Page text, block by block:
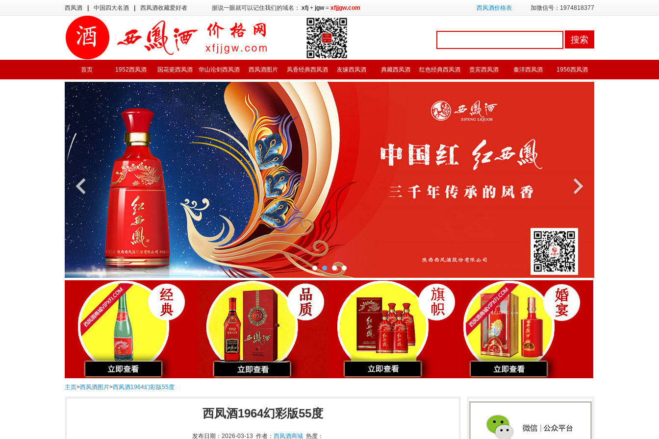
西凤酒 中国四大名酒 西凤酒收藏爱好者 据说一眼就可以记住我们的域名： xfj + jgw= xfjjgw.com 西凤酒价格表 加微信号：1974818377
首页 1952西凤酒 国花瓷西凤酒 华山论剑西凤酒 西凤酒图片 凤香经典西凤酒 友缘西凤酒 典藏西凤酒 红色经典西凤酒 贵宾西凤酒 秦沣西凤酒 1956西凤酒
主页>西凤酒图片>西凤酒1964幻彩版55度
西凤酒1964幻彩版55度
发布日期：2026-03-13 作者： 西凤酒商城热度：